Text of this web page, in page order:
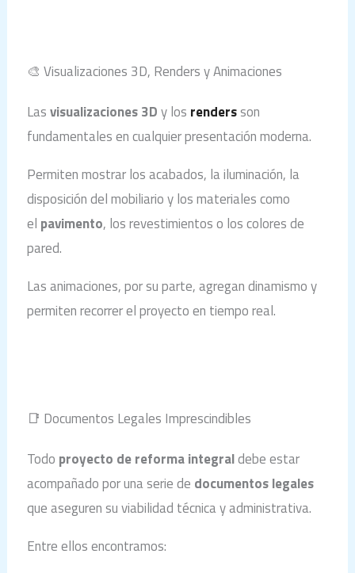
🎨 Visualizaciones 3D, Renders y Animaciones
Lasvisualizaciones 3Dy los rendersson
fundamentales en cualquier presentación moderna.
Permiten mostrar los acabados, la iluminación, la
disposición del mobiliario y los materiales como
el pavimento, los revestimientos o los colores de
pared.
Las animaciones, por su parte, agregan dinamismo y
permiten recorrer el proyecto en tiempo real.
📑 Documentos Legales Imprescindibles
Todo proyecto de reforma integraldebe estar
acompañado por una serie de documentos legales
que aseguren su viabilidad técnica y administrativa.
Entre ellos encontramos: